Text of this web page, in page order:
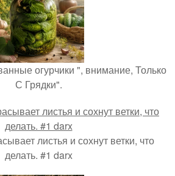
огурчики ", внимание, Только
С Грядки".
листья и сохнут ветки, что
делать. #1 darx